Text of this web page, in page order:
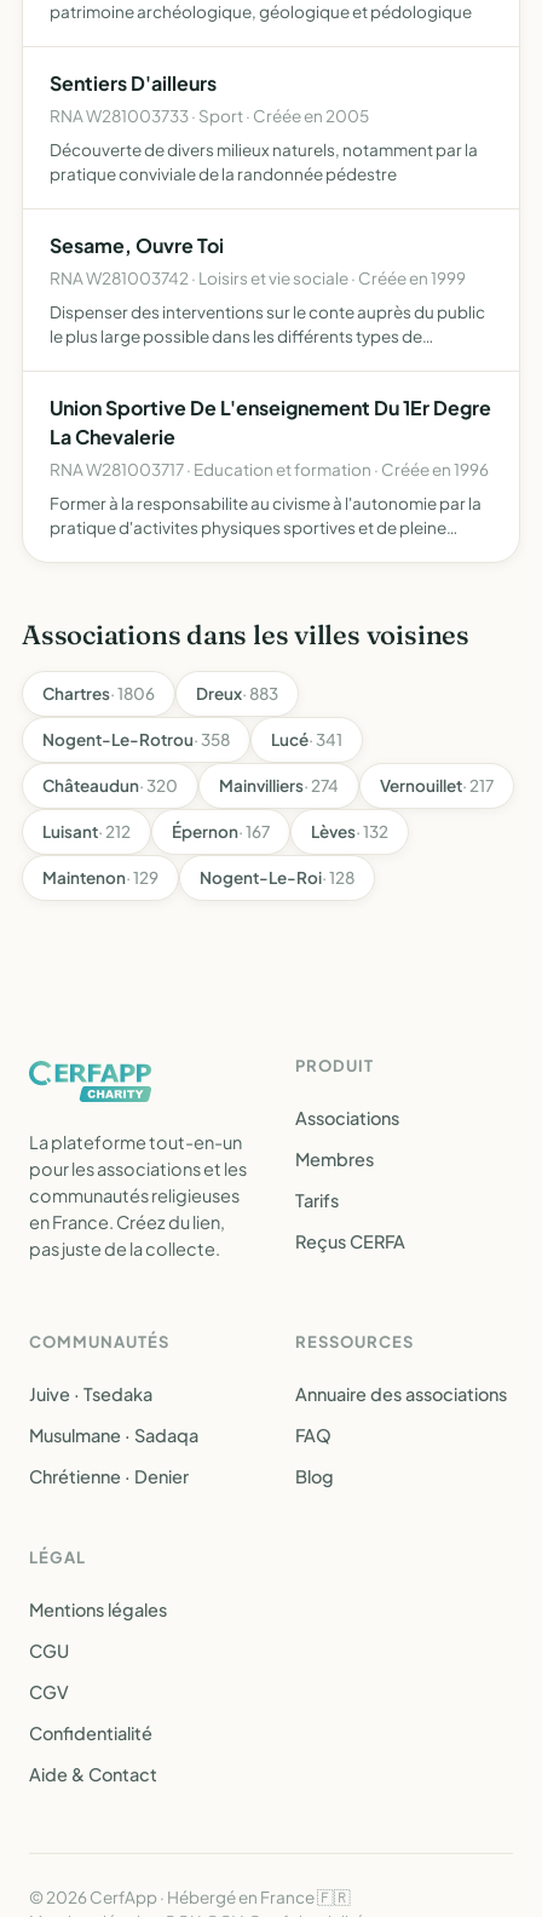
patrimoine archéologique, géologique et pédologique
Sentiers D'ailleurs
RNA W281003733 · Sport · Créée en 2005
Découverte de divers milieux naturels, notamment par la
pratique conviviale de la randonnée pédestre
Sesame, Ouvre Toi
RNA W281003742 · Loisirs et vie sociale · Créée en 1999
Dispenser des interventions sur le conte auprès du public
le plus large possible dans les différents types de
Union Sportive De L'enseignement Du 1Er Degre
La Chevalerie
RNA W281003717 · Education et formation · Créée en 1996
Former à la responsabilite au civisme à l'autonomie par la
pratique d'activites physiques sportives et de pleine
Associations dans les villes voisines
Chartres· 1806 Dreux· 883
Nogent-Le-Rotrou· 358 Lucé· 341
Châteaudun· 320 Mainvilliers· 274 Vernouillet· 217
Luisant· 212 Épernon· 167 Lèves· 132
Maintenon· 129 Nogent-Le-Roi· 128
La plateforme tout-en-un
pour les associations et les
communautés religieuses
en France. Créez du lien,
pas juste de la collecte.
PRODUIT
Associations
Membres
Tarifs
Reçus CERFA
COMMUNAUTÉS
Juive · Tsedaka
Musulmane · Sadaqa
Chrétienne · Denier
RESSOURCES
Annuaire des associations
FAQ
Blog
LÉGAL
Mentions légales
CGU
CGV
Confidentialité
Aide & Contact
© 2026 CerfApp · Hébergé en France 🇫🇷